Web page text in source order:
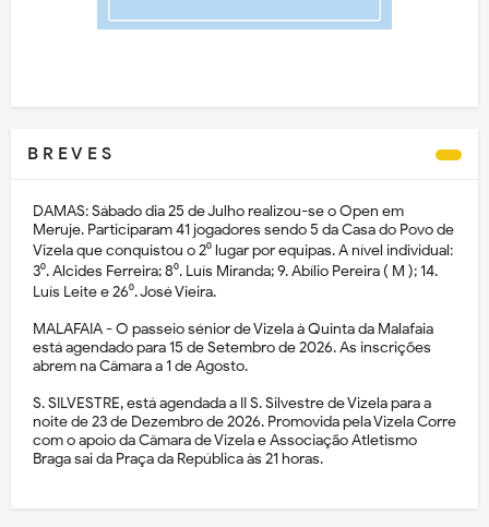
B R E V E S
DAMAS: Sábado dia 25 de Julho realizou-se o Open em
Meruje. Participaram 41 jogadores sendo 5 da Casa do Povo de
Vizela que conquistou o 2⁰ lugar por equipas. A nível individual:
3⁰. Alcides Ferreira; 8⁰. Luís Miranda; 9. Abílio Pereira ( M ); 14.
Luís Leite e 26⁰. José Vieira.
MALAFAIA - O passeio sénior de Vizela à Quinta da Malafaia
está agendado para 15 de Setembro de 2026. As inscrições
abrem na Câmara a 1 de Agosto.
S. SILVESTRE, está agendada a II S. Silvestre de Vizela para a
noite de 23 de Dezembro de 2026. Promovida pela Vizela Corre
com o apoio da Câmara de Vizela e Associação Atletismo
Braga sai da Praça da República às 21 horas.